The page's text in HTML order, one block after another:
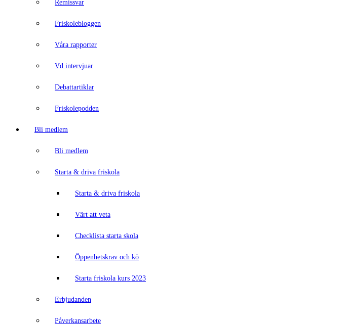
Remissvar
Friskolebloggen
Våra rapporter
Vd intervjuar
Debattartiklar
Friskolepodden
Bli medlem
Bli medlem
Starta & driva friskola
Starta & driva friskola
Värt att veta
Checklista starta skola
Öppenhetskrav och kö
Starta friskola kurs 2023
Erbjudanden
Påverkansarbete